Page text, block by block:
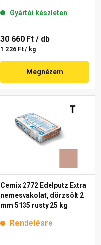
22-F 25 kg
Gyártói készleten
30 660 Ft / db
1 226 Ft / kg
Megnézem
Cemix 2772 Edelputz Extra
nemesvakolat, dörzsölt 2
mm 5135 rusty 25 kg
Rendelésre